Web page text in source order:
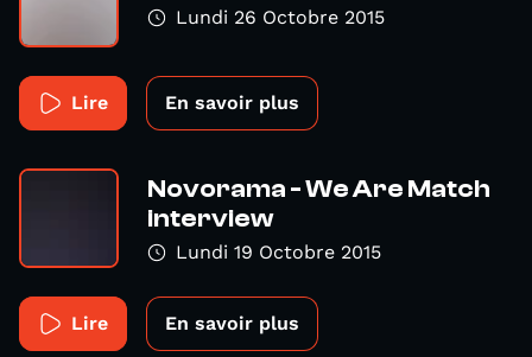
Lundi 26 Octobre 2015
Lire En savoir plus
Novorama - We Are Match
interview
Lundi 19 Octobre 2015
Lire En savoir plus